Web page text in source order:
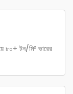
৮০+ টন/মি² ভারের